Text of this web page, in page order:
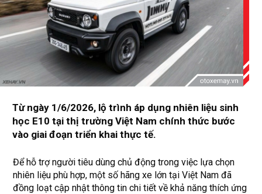
Từ ngày 1/6/2026, lộ trình áp dụng nhiên liệu sinh
học E10 tại thị trường Việt Nam chính thức bước
vào giai đoạn triển khai thực tế.
Để hỗ trợ người tiêu dùng chủ động trong việc lựa chọn
nhiên liệu phù hợp, một số hãng xe lớn tại Việt Nam đã
đồng loạt cập nhật thông tin chi tiết về khả năng thích ứng